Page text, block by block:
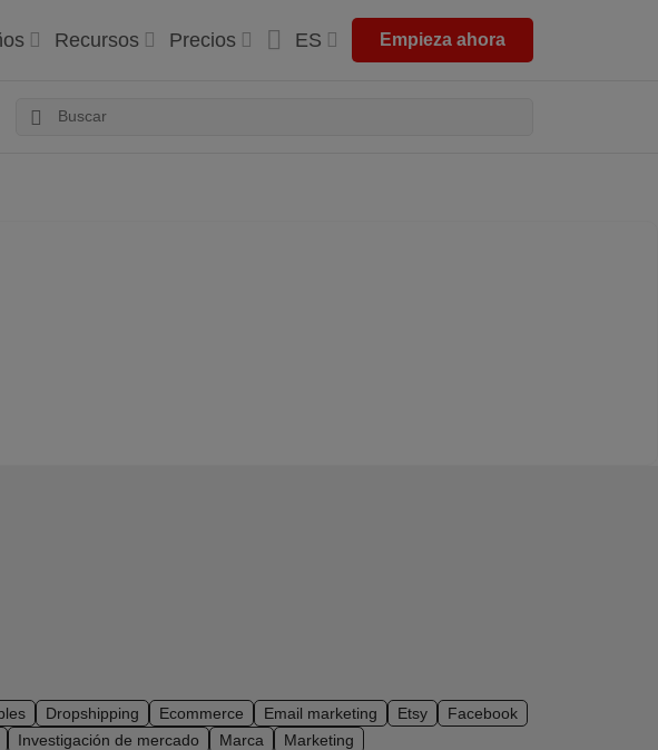
Recursos Precios ES Empieza ahora
Dropshipping Ecommerce Email marketing Etsy
Facebook
Investigación de mercado Marca
Marketing